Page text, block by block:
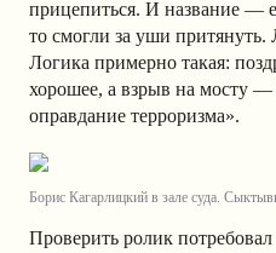
прицепиться. И название —
то смогли за уши
Логика примерно такая:
хорошее, а взрыв на мосту —
оправдание терроризма».
Борис Кагарлицкий в зале суда.
Проверить ролик